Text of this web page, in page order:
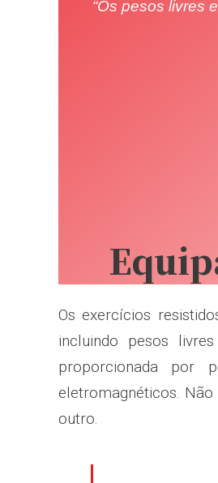
“Os pesos livres
Os exercícios
incluindo pesos
proporcionada por
eletromagnéticos.
outro.